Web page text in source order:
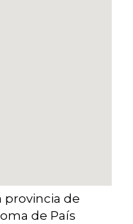
provincia de
de País